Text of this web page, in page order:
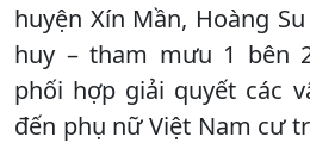
huyện Xín Mần, Hoàng
huy – tham mưu 1 bên
phối hợp giải quyết các
đến phụ nữ Việt Nam cư